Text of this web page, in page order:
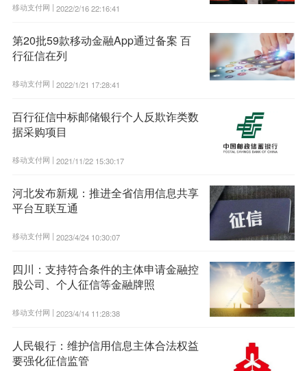
移动支付网 | 2022/2/16 22:16:41
第20批59款移动金融App通过备案 百
行征信在列
移动支付网 | 2022/1/21 17:28:41
百行征信中标邮储银行个人反欺诈类数
据采购项目
移动支付网 | 2021/11/22 15:30:17
河北发布新规：推进全省信用信息共享
平台互联互通
移动支付网 | 2023/4/24 10:30:07
四川：支持符合条件的主体申请金融控
股公司、个人征信等金融牌照
移动支付网 | 2023/4/14 11:28:38
人民银行：维护信用信息主体合法权益
要强化征信监管